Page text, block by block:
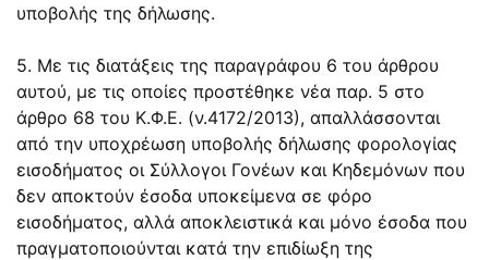
υποβολής της δήλωσης.
5. Με τις διατάξεις της παραγράφου 6 του άρθρου
αυτού, με τις οποίες προστέθηκε νέα παρ. 5 στο
άρθρο 68 του Κ.Φ.Ε. (ν.4172/2013), απαλλάσσονται
από την υποχρέωση υποβολής δήλωσης φορολογίας
εισοδήματος οι Σύλλογοι Γονέων και Κηδεμόνων που
δεν αποκτούν έσοδα υποκείμενα σε φόρο
εισοδήματος, αλλά αποκλειστικά και μόνο έσοδα που
πραγματοποιούνται κατά την επιδίωξη της